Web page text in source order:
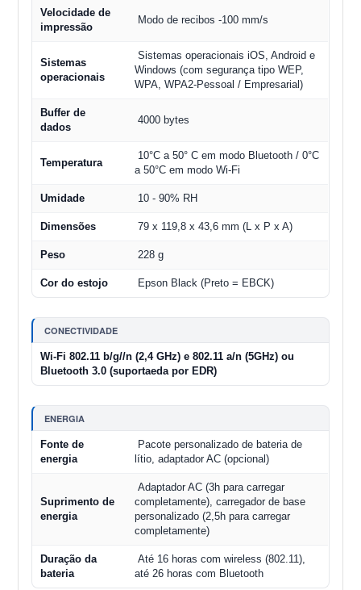
Velocidade de
impressão
Modo de recibos -100 mm/s
Sistemas
operacionais
Sistemas operacionais iOS, Android e
Windows (com segurança tipo WEP,
WPA, WPA2-Pessoal / Empresarial)
Buffer de
dados
4000 bytes
Temperatura
10°C a 50° C em modo Bluetooth / 0°C
a 50°C em modo Wi-Fi
Umidade 10 - 90% RH
Dimensões 79 x 119,8 x 43,6 mm (L x P x A)
Peso 228 g
Cor do estojo Epson Black (Preto = EBCK)
CONECTIVIDADE
Wi-Fi 802.11 b/g//n (2,4 GHz) e 802.11 a/n (5GHz) ou
Bluetooth 3.0 (suportaeda por EDR)
ENERGIA
Fonte de
energia
Pacote personalizado de bateria de
lítio, adaptador AC (opcional)
Suprimento de
energia
Adaptador AC (3h para carregar
completamente), carregador de base
personalizado (2,5h para carregar
completamente)
Duração da
bateria
Até 16 horas com wireless (802.11),
até 26 horas com Bluetooth